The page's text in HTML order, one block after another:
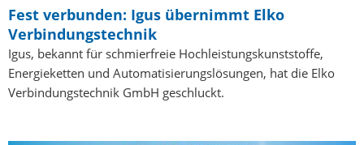
Fest verbunden: Igus übernimmt Elko
Verbindungstechnik
Igus, bekannt für schmierfreie Hochleistungskunststoffe,
Energieketten und Automatisierungslösungen, hat die Elko
Verbindungstechnik GmbH geschluckt.